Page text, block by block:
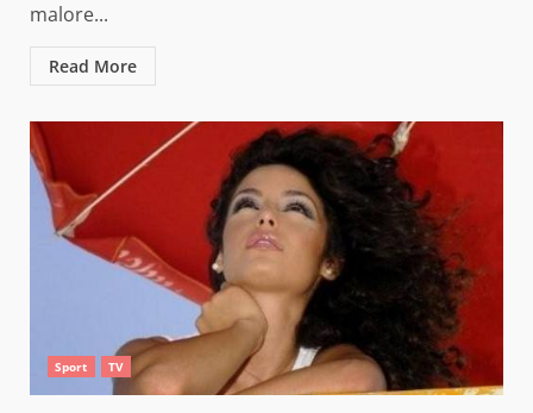
malore...
Read More
Sport TV